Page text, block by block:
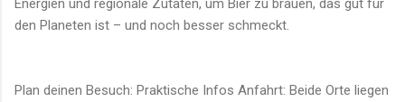
den Planeten ist – und noch besser schmeckt.
Plan deinen Besuch: Praktische Infos Anfahrt: Beide Orte liegen